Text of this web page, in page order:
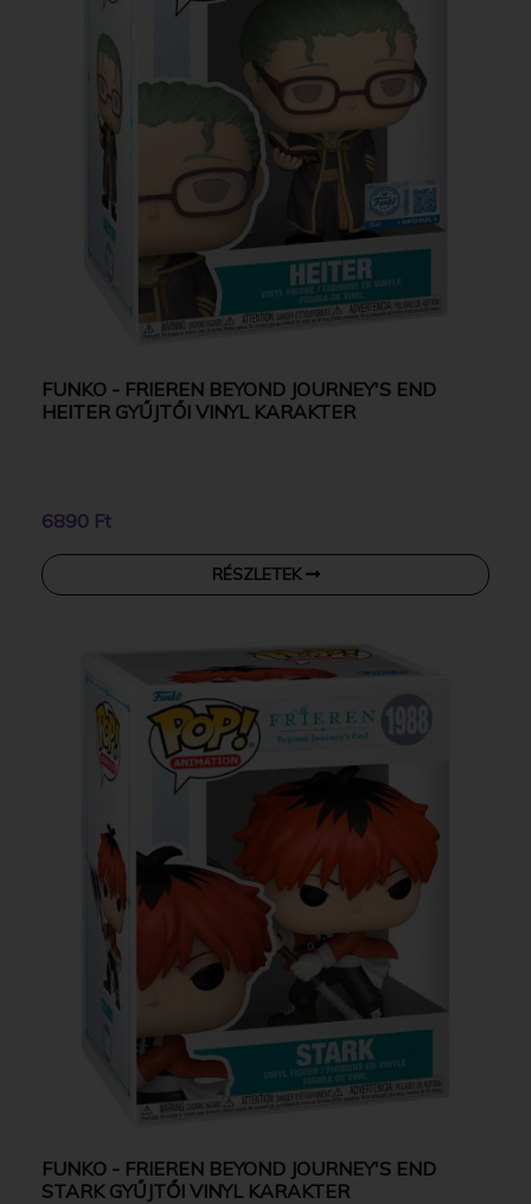
FUNKO - FRIEREN BEYOND JOURNEY'S END
HEITER GYŰJTŐI VINYL KARAKTER
6890 Ft
RÉSZLETEK
FUNKO - FRIEREN BEYOND JOURNEY'S END
STARK GYŰJTŐI VINYL KARAKTER